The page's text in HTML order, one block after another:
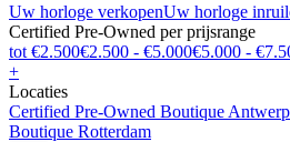
Uw horloge verkopenUw horloge
Certified Pre-Owned per prijsrange
tot €2.500€2.500 - €5.000€5.000 -
+
Locaties
Certified Pre-Owned Boutique
Boutique Rotterdam